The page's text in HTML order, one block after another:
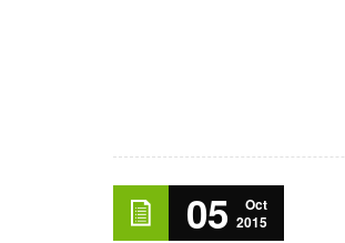
05
Oct
2015